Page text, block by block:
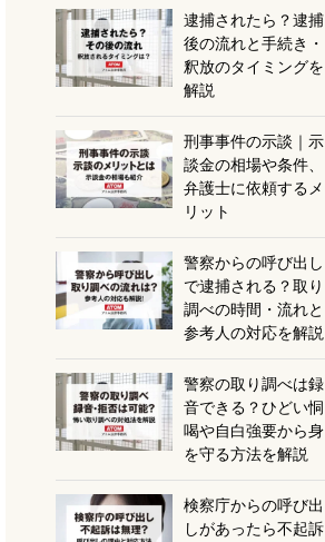
逮捕されたら？逮捕
後の流れと手続き・
釈放のタイミングを
解説
刑事事件の示談｜示
談金の相場や条件、
弁護士に依頼するメ
リット
警察からの呼び出し
で逮捕される？取り
調べの時間・流れと
参考人の対応を解説
警察の取り調べは録
音できる？ひどい恫
喝や自白強要から身
を守る方法を解説
検察庁からの呼び出
しがあったら不起訴